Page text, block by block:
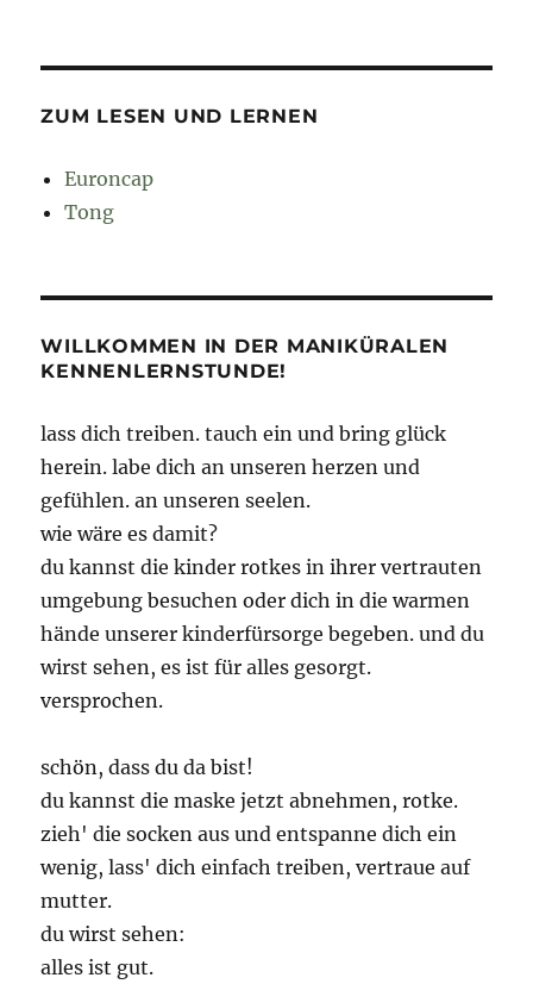
ZUM LESEN UND LERNEN
Euroncap
Tong
WILLKOMMEN IN DER MANIKÜRALEN
KENNENLERNSTUNDE!
lass dich treiben. tauch ein und bring glück
herein. labe dich an unseren herzen und
gefühlen. an unseren seelen.
wie wäre es damit?
du kannst die kinder rotkes in ihrer vertrauten
umgebung besuchen oder dich in die warmen
hände unserer kinderfürsorge begeben. und du
wirst sehen, es ist für alles gesorgt.
versprochen.
schön, dass du da bist!
du kannst die maske jetzt abnehmen, rotke.
zieh' die socken aus und entspanne dich ein
wenig, lass' dich einfach treiben, vertraue auf
mutter.
du wirst sehen:
alles ist gut.